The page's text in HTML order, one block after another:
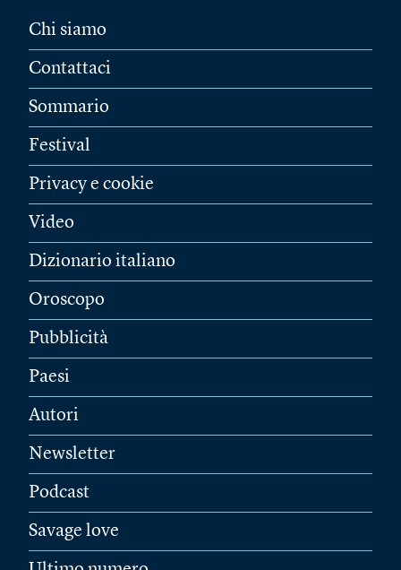
Chi siamo
Contattaci
Sommario
Festival
Privacy e cookie
Video
Dizionario italiano
Oroscopo
Pubblicità
Paesi
Autori
Newsletter
Podcast
Savage love